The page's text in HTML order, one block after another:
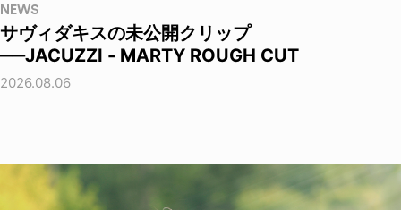
NEWS
サヴィダキスの未公開クリップ
──JACUZZI - MARTY ROUGH CUT
2026.08.06